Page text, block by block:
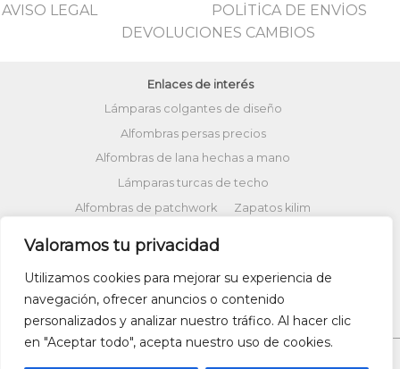
Valoramos tu privacidad
Utilizamos cookies para mejorar su experiencia de
navegación, ofrecer anuncios o contenido
personalizados y analizar nuestro tráfico. Al hacer clic
en "Aceptar todo", acepta nuestro uso de cookies.
AVISO LEGAL
POLİTİCA DE ENVİOS
DEVOLUCIONES CAMBIOS
Enlaces de interés
Lámparas colgantes de diseño
Alfombras persas precios
Alfombras de lana hechas a mano
Lámparas turcas de techo
Alfombras de patchwork
Zapatos kilim
Alfombras patchwork vintage
Cojines Kilim
Bolsos kilim
Cojines Ikat
Comprar kilim online